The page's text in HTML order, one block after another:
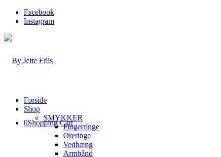
Facebook
Instagram
0Shopping Cart
Forside
Shop
SMYKKER
Fingerringe
Øreringe
Vedhæng
Armbånd